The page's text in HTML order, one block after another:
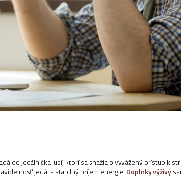
do jedálnička ľudí, ktorí sa snažia o vyvážený prístup k
jedál a stabilný príjem energie. Doplnky výživy